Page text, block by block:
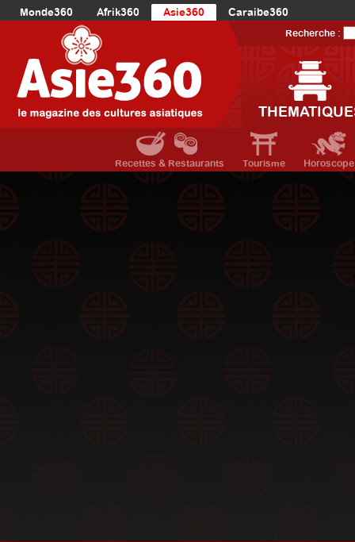
Monde360 Afrik360 Asie360
Caraibe360
Europe360
AmériqueDuNord360
Océanie360
Recherche :
Recettes & Restaurants Tourisme Horoscope